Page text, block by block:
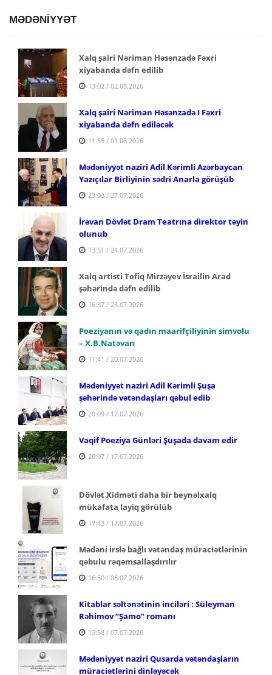
MƏDƏNİYYƏT
Xalq şairi Nəriman Həsənzadə Fəxri
xiyabanda dəfn edilib
13:02 / 02.08.2026
Xalq şairi Nəriman Həsənzadə I Fəxri
xiyabanda dəfn ediləcək
11:55 / 01.08.2026
Mədəniyyət naziri Adil Kərimli Azərbaycan
Yazıçılar Birliyinin sədri Anarla görüşüb
23:03 / 27.07.2026
İrəvan Dövlət Dram Teatrına direktor təyin
olunub
13:51 / 24.07.2026
Xalq artisti Tofiq Mirzəyev İsrailin Arad
şəhərində dəfn edilib
16:37 / 23.07.2026
Poeziyanın və qadın maarifçiliyinin simvolu
– X.B.Natəvan
11:41 / 20.07.2026
Mədəniyyət naziri Adil Kərimli Şuşa
şəhərində vətəndaşları qəbul edib
20:09 / 17.07.2026
Vaqif Poeziya Günləri Şuşada davam edir
20:07 / 17.07.2026
Dövlət Xidməti daha bir beynəlxalq
mükafata layiq görülüb
17:43 / 17.07.2026
Mədəni irslə bağlı vətəndaş müraciətlərinin
qəbulu rəqəmsallaşdırılır
16:50 / 08.07.2026
Kitablar səltənətinin inciləri : Süleyman
Rəhimov“Şamo” romanı
13:58 / 07.07.2026
Mədəniyyət naziri Qusarda vətəndaşların
müraciətlərini dinləyəcək